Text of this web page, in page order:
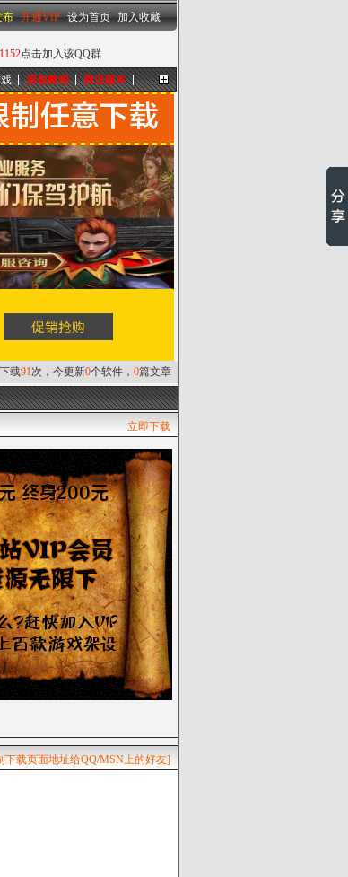
设为首页|加入收藏
点击加入该QQ群
布 开通VIP 设为首页 加入收藏
更多...
原创教程 商业版本
载91次，今更新0个软件， 0篇文章
立即下载
下载页面地址给QQ/MSN上的好友]